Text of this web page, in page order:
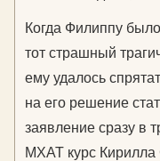
Когда Филиппу
тот страшный
ему удалось
на его решение
заявление сразу в
МХАТ курс Кирилла